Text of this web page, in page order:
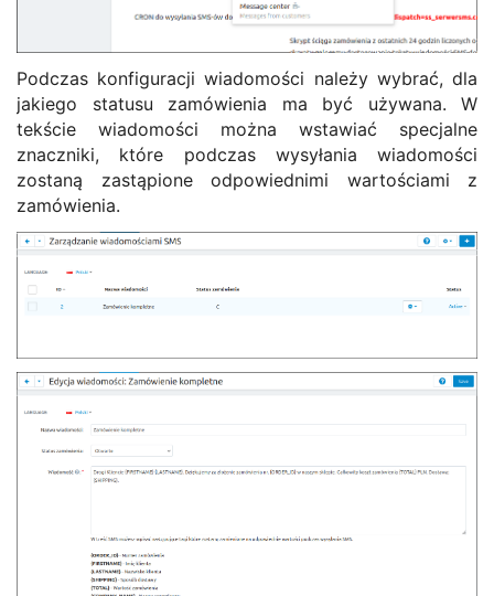
Podczas konfiguracji wiadomości należy wybrać, dla
jakiego statusu zamówienia ma być używana. W
tekście wiadomości można wstawiać specjalne
znaczniki, które podczas wysyłania wiadomości
zostaną zastąpione odpowiednimi wartościami z
zamówienia.